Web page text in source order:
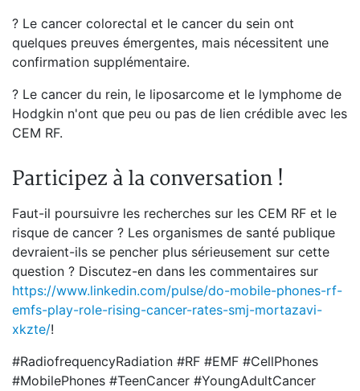
? Le cancer colorectal et le cancer du sein ont
quelques preuves émergentes, mais nécessitent une
confirmation supplémentaire.
? Le cancer du rein, le liposarcome et le lymphome de
Hodgkin n'ont que peu ou pas de lien crédible avec les
CEM RF.
Participez à la conversation !
Faut-il poursuivre les recherches sur les CEM RF et le
risque de cancer ? Les organismes de santé publique
devraient-ils se pencher plus sérieusement sur cette
question ? Discutez-en dans les commentaires sur
https://www.linkedin.com/pulse/do-mobile-phones-rf-
emfs-play-role-rising-cancer-rates-smj-mortazavi-
xkzte/!
#RadiofrequencyRadiation #RF #EMF #CellPhones
#MobilePhones #TeenCancer #YoungAdultCancer